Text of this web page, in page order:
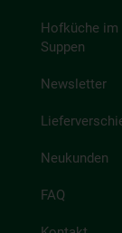
Hofküche im
Suppen
Newsletter
Neukunden
FAQ